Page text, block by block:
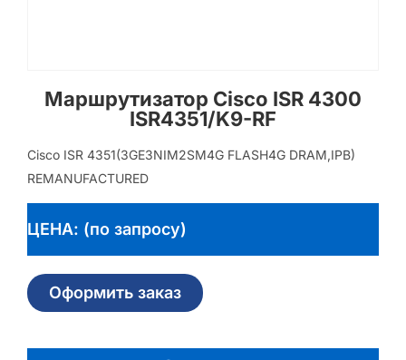
Маршрутизатор Cisco ISR 4300
ISR4351/K9-RF
Cisco ISR 4351(3GE3NIM2SM4G FLASH4G DRAM,IPB)
REMANUFACTURED
ЦЕНА: (по запросу)
Оформить заказ